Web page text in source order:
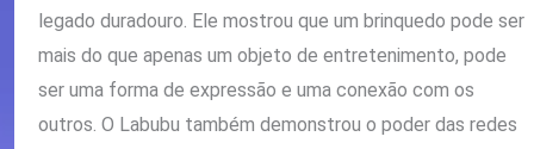
legado duradouro. Ele mostrou que um brinquedo pode ser
mais do que apenas um objeto de entretenimento, pode
ser uma forma de expressão e uma conexão com os
outros. O Labubu também demonstrou o poder das redes